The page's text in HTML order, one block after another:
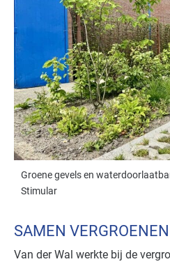
Groene gevels en
Stimular
SAMEN
Van der Wal werkte bij de